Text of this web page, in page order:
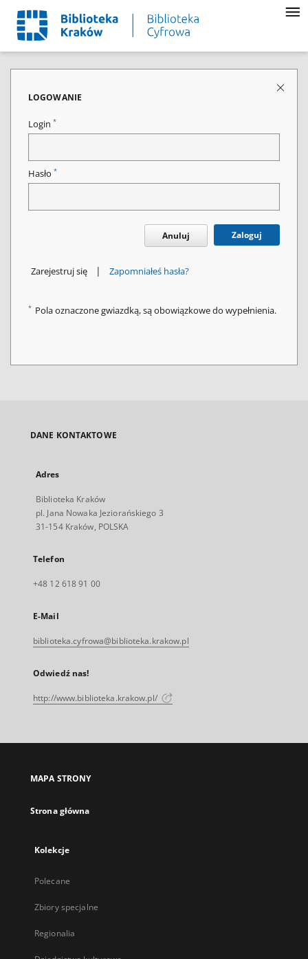
LOGOWANIE
Login *
Hasło *
Anuluj Zaloguj
Zarejestruj się | Zapomniałeś hasła?
* Pola oznaczone gwiazdką, są obowiązkowe do wypełnienia.
DANE KONTAKTOWE
Adres
Biblioteka Kraków
pl. Jana Nowaka Jeziorańskiego 3
31-154 Kraków, POLSKA
Telefon
+48 12 618 91 00
E-Mail
biblioteka.cyfrowa@biblioteka.krakow.pl
Odwiedź nas!
http://www.biblioteka.krakow.pl/
MAPA STRONY
Strona główna
Kolekcje
Polecane
Zbiory specjalne
Regionalia